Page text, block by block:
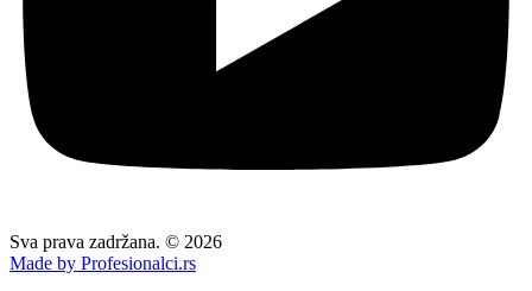
Sva prava zadržana. © 2026
Made by Profesionalci.rs